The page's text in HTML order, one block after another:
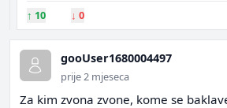
↑ 10 ↓ 0
gooUser1680004497
prije 2 mjeseca
Za kim zvona zvone, kome se